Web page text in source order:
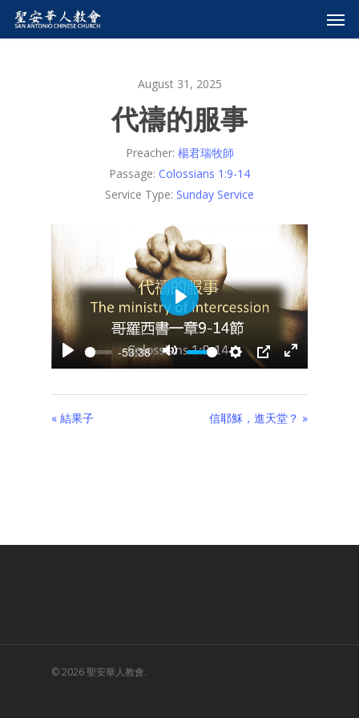
August 31, 2025
代禱的服事
Preacher: 楊君瑞牧師
Passage: Colossians 1:9-14
Service Type: Sunday Service
Play
-53:38
Mute
Settings
PIP
Enter
Play
« 結果子 信耶穌，進天堂？ »
© 2026 聖安華人教會.